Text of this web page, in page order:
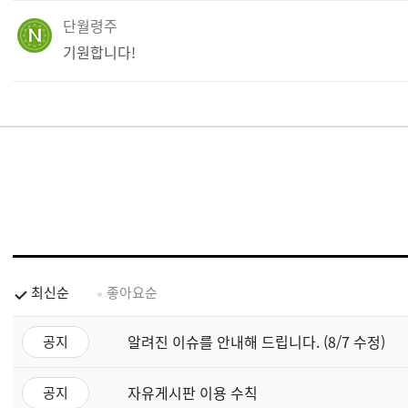
단월령주
기원합니다!
최신순 좋아요순
공지 알려진 이슈를 안내해 드립니다. (8/7 수정)
공지 자유게시판 이용 수칙